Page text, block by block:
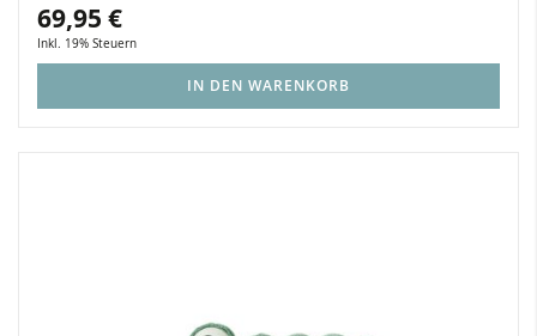
69,95 €
Inkl. 19% Steuern
IN DEN WARENKORB